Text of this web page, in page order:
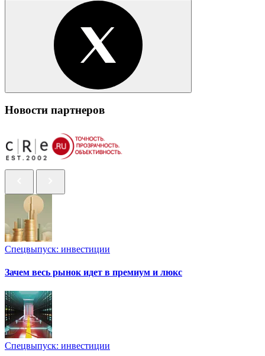
Новости партнеров
Спецвыпуск: инвестиции
Зачем весь рынок идет в премиум и люкс
Спецвыпуск: инвестиции